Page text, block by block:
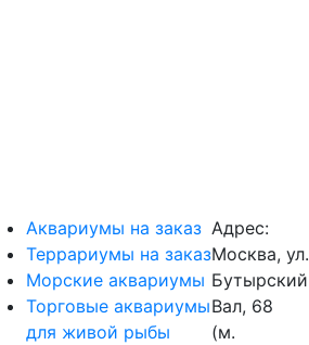
Аквариумы на заказ
Террариумы на заказ
Морские аквариумы
Торговые аквариумы
для живой рыбы
Адрес:
Москва, ул.
Бутырский
Вал, 68
(м.